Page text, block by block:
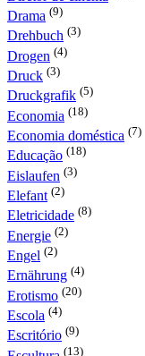
Drama (9)
Drehbuch (3)
Drogen (4)
Druck (3)
Druckgrafik (5)
Economia (18)
Economia doméstica (7)
Educação (18)
Eislaufen (3)
Elefant (2)
Eletricidade (8)
Energie (2)
Engel (2)
Ernährung (4)
Erotismo (20)
Escola (4)
Escritório (9)
(13)